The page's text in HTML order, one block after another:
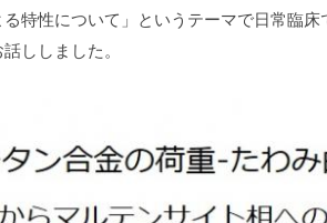
特性について」というテーマで日常臨
ししました。